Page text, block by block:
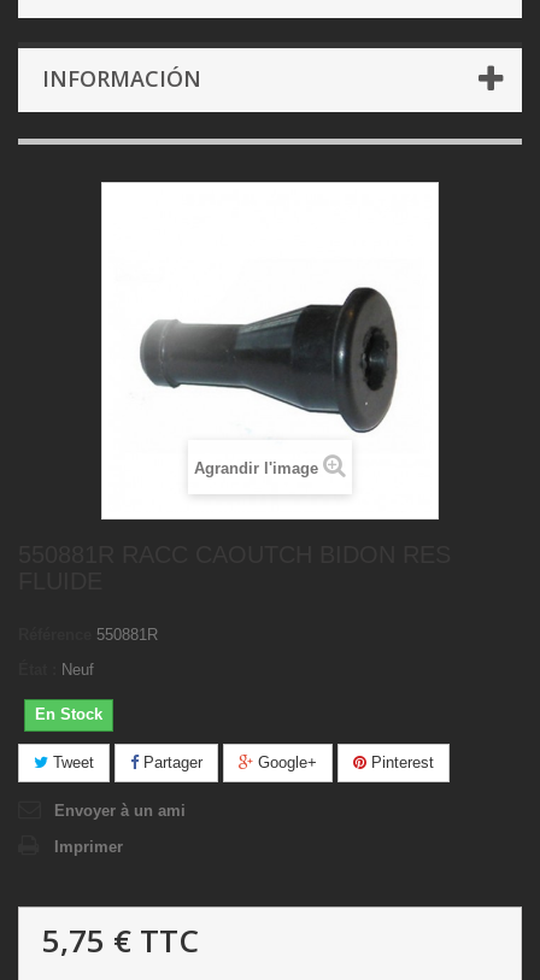
INFORMACIÓN
Agrandir l'image
550881R
Neuf
En Stock
Tweet Partager Google+ Pinterest
Envoyer à un ami
Imprimer
5,75 € TTC